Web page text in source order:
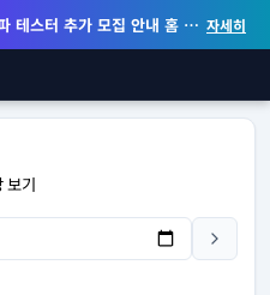
테스터 추가 모집 안내 홈 화면 위젯 등 지원 자세히
보기